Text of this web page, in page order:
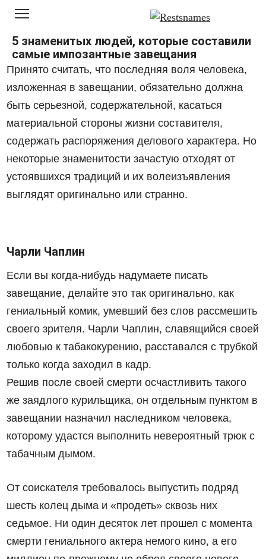
Перейти
контенту
5 знаменитых людей, которые составили
самые импозантные завещания
Принято считать, что последняя воля человека,
изложенная в завещании, обязательно должна
быть серьезной, содержательной, касаться
материальной стороны жизни составителя,
содержать распоряжения делового характера. Но
некоторые знаменитости зачастую отходят от
устоявшихся традиций и их волеизъявления
выглядят оригинально или странно.
Чарли Чаплин
Если вы когда-нибудь надумаете писать
завещание, делайте это так оригинально, как
гениальный комик, умевший без слов рассмешить
своего зрителя. Чарли Чаплин, славящийся своей
любовью к табакокурению, расставался с трубкой
только когда заходил в кадр.
Решив после своей смерти осчастливить такого
же заядлого курильщика, он отдельным пунктом в
завещании назначил наследником человека,
которому удастся выполнить невероятный трюк с
табачным дымом.
От соискателя требовалось выпустить подряд
шесть колец дыма и «продеть» сквозь них
седьмое. Ни один десяток лет прошел с момента
смерти гениального актера немого кино, а его